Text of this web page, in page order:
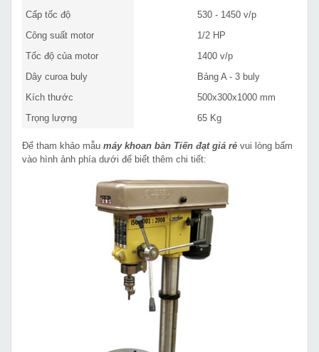
Cấp tốc độ
530 - 1450 v/p
Công suất motor
1/2 HP
Tốc độ của motor
1400 v/p
Dây curoa buly
Bảng A - 3 buly
Kích thước
500x300x1000 mm
Trọng lượng
65 Kg
Để tham khảo mẫu máy khoan bàn Tiến đạt giá rẻ vui lòng bấm
vào hình ảnh phía dưới để biết thêm chi tiết: